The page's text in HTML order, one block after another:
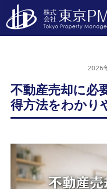
2026
不動産売却に必
得方法をわかり